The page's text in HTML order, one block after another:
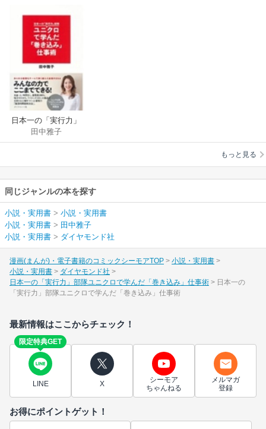
日本一の「実行力」
部隊ユニクロで学ん
だ「巻き込み」仕事
田中雅子
もっと見る
同じジャンルの本を探す
小説・実用書 > 小説・実用書
小説・実用書 > 田中雅子
小説・実用書 > ダイヤモンド社
漫画(まんが)・電子書籍のコミックシーモアTOP
小説・実用書
小説・実用書
ダイヤモンド社
日本一の「実行力」部隊ユニクロで学んだ「巻き込み」仕事術
日本一の
「実行力」部隊ユニクロで学んだ「巻き込み」仕事術
最新情報はここからチェック！
限定特典GET
LINE X
シーモア
ちゃんねる
メルマガ
登録
お得にポイントゲット！